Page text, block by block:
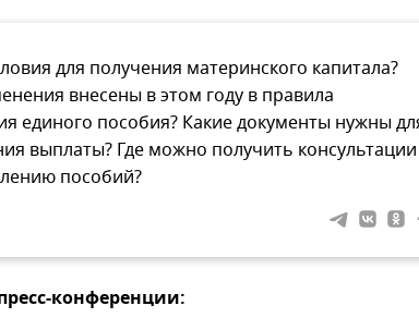
для получения материнского капитала?
внесены в этом году в правила
единого пособия? Какие документы нужны
выплаты? Где можно получить консультации
пособий?
конференции: